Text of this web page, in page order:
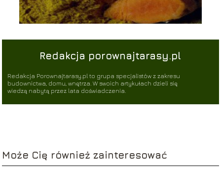
Redakcja porownajtarasy.pl
Redakcja Porownajtarasy.pl to grupa specjalistów z zakresu
budownictwa, domu, wnętrza. W swoich artykułach dzieli się
wiedzą nabytą przez lata doświadczenia.
Może Cię również zainteresować